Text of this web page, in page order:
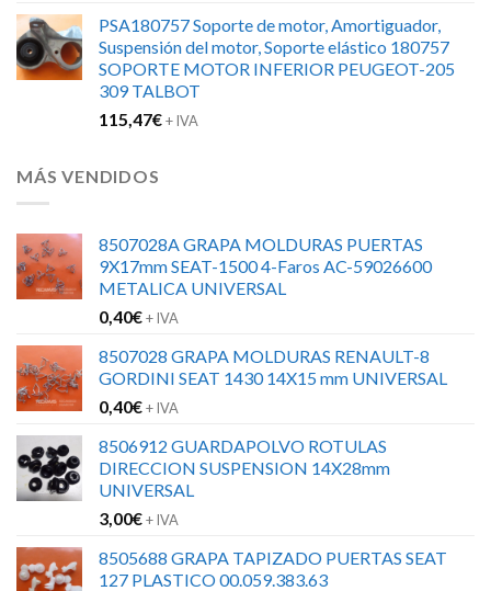
PSA180757 Soporte de motor, Amortiguador,
Suspensión del motor, Soporte elástico 180757
SOPORTE MOTOR INFERIOR PEUGEOT-205
309 TALBOT
115,47€+ IVA
MÁS VENDIDOS
8507028A GRAPA MOLDURAS PUERTAS
9X17mm SEAT-1500 4-Faros AC-59026600
METALICA UNIVERSAL
0,40€+ IVA
8507028 GRAPA MOLDURAS RENAULT-8
GORDINI SEAT 1430 14X15 mm UNIVERSAL
0,40€+ IVA
8506912 GUARDAPOLVO ROTULAS
DIRECCION SUSPENSION 14X28mm
UNIVERSAL
3,00€+ IVA
8505688 GRAPA TAPIZADO PUERTAS SEAT
127 PLASTICO 00.059.383.63